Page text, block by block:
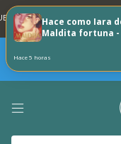
Hace como Iara
Maldita fortuna -
Hace 5 horas
DNI 20% REINTEGRO
TARJETAS BBVA -HOY
CUOTAS SIN INTERES